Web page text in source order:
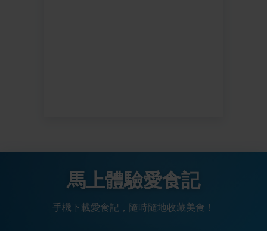
馬上體驗愛食記
手機下載愛食記，隨時隨地收藏美食！